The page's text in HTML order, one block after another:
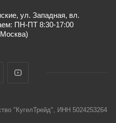
ул. Западная, вл.
ПН-ПТ 8:30-17:00
"КугелТрейд", ИНН 5024253264